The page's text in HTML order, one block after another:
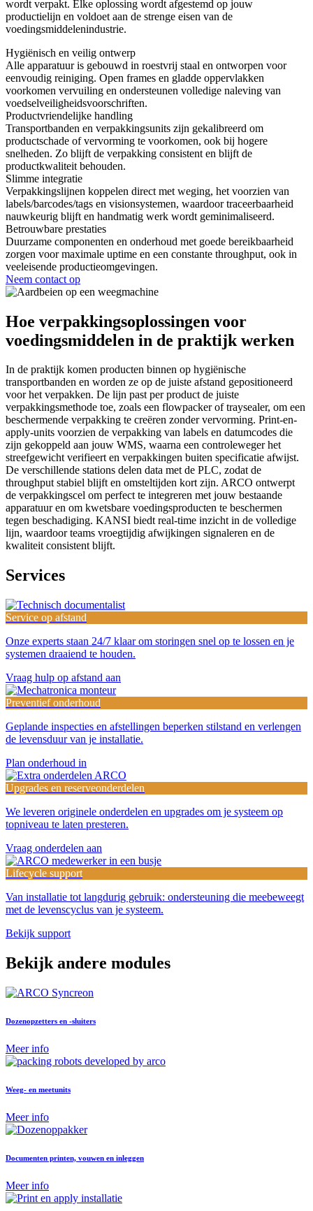
wordt verpakt. Elke oplossing wordt afgestemd op jouw
productielijn en voldoet aan de strenge eisen van de
voedingsmiddelenindustrie.
Hygiënisch en veilig ontwerp
Alle apparatuur is gebouwd in roestvrij staal en ontworpen voor
eenvoudig reiniging. Open frames en gladde oppervlakken
voorkomen vervuiling en ondersteunen volledige naleving van
voedselveiligheidsvoorschriften.
Productvriendelijke handling
Transportbanden en verpakkingsunits zijn gekalibreerd om
productschade of vervorming te voorkomen, ook bij hogere
snelheden. Zo blijft de verpakking consistent en blijft de
productkwaliteit behouden.
Slimme integratie
Verpakkingslijnen koppelen direct met weging, het voorzien van
labels/barcodes/tags en visionsystemen, waardoor traceerbaarheid
nauwkeurig blijft en handmatig werk wordt geminimaliseerd.
Betrouwbare prestaties
Duurzame componenten en onderhoud met goede bereikbaarheid
zorgen voor maximale uptime en een constante throughput, ook in
veeleisende productieomgevingen.
Neem contact op
Hoe verpakkingsoplossingen voor
voedingsmiddelen in de praktijk werken
In de praktijk komen producten binnen op hygiënische
transportbanden en worden ze op de juiste afstand gepositioneerd
voor het verpakken. De lijn past per product de juiste
verpakkingsmethode toe, zoals een flowpacker of traysealer, om een
beschermende verpakking te creëren zonder vervorming. Print-en-
apply-units voorzien de verpakking van labels en datumcodes die
zijn gekoppeld aan jouw WMS, waarna een controleweger het
streefgewicht verifieert en verpakkingen buiten specificatie afwijst.
De verschillende stations delen data met de PLC, zodat de
throughput stabiel blijft en omsteltijden kort zijn. ARCO ontwerpt
de verpakkingscel om perfect te integreren met jouw bestaande
apparatuur en om kwetsbare voedingsproducten te beschermen
tegen beschadiging. KANSI biedt real-time inzicht in de volledige
lijn, waardoor teams vroegtijdig afwijkingen signaleren en de
kwaliteit consistent blijft.
Services
Service op afstand
Onze experts staan 24/7 klaar om storingen snel op te lossen en je
systemen draaiend te houden.
Vraag hulp op afstand aan
Preventief onderhoud
Geplande inspecties en afstellingen beperken stilstand en verlengen
de levensduur van je installatie.
Plan onderhoud in
Upgrades en reserveonderdelen
We leveren originele onderdelen en upgrades om je systeem op
topniveau te laten presteren.
Vraag onderdelen aan
Lifecycle support
Van installatie tot langdurig gebruik: ondersteuning die meebeweegt
met de levenscyclus van je systeem.
Bekijk support
Bekijk andere modules
Dozenopzetters en -sluiters
Meer info
Weeg- en meetunits
Meer info
Documenten printen, vouwen en inleggen
Meer info